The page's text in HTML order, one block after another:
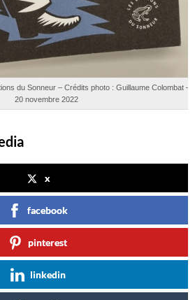
du Sonneur – Crédits photo : Guillaume Colombat –
20 novembre 2022
x
facebook
pinterest
linkedin